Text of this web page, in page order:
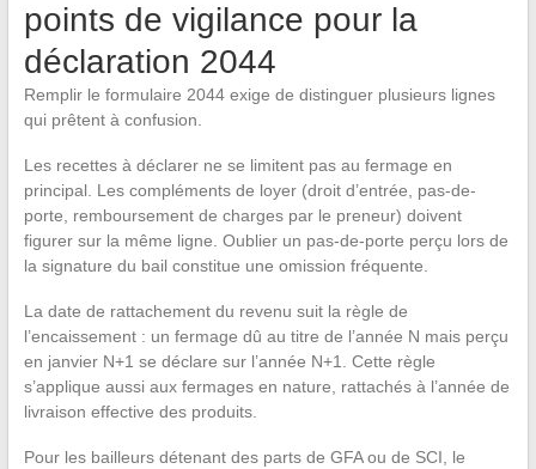
points de vigilance pour la
déclaration 2044
Remplir le formulaire 2044 exige de distinguer plusieurs lignes
qui prêtent à confusion.
Les recettes à déclarer ne se limitent pas au fermage en
principal. Les compléments de loyer (droit d’entrée, pas-de-
porte, remboursement de charges par le preneur) doivent
figurer sur la même ligne. Oublier un pas-de-porte perçu lors de
la signature du bail constitue une omission fréquente.
La date de rattachement du revenu suit la règle de
l’encaissement : un fermage dû au titre de l’année N mais perçu
en janvier N+1 se déclare sur l’année N+1. Cette règle
s’applique aussi aux fermages en nature, rattachés à l’année de
livraison effective des produits.
Pour les bailleurs détenant des parts de GFA ou de SCI, le